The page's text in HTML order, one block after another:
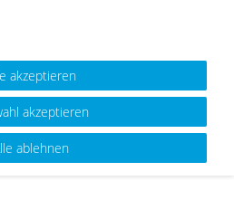
Holz-Bilderrahmen Strandhaus
Eiche-Optik Rustikal
akzeptieren
akzeptieren
ablehnen